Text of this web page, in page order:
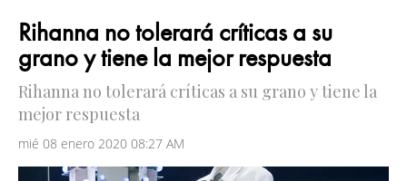
Rihanna no tolerará críticas a su
grano y tiene la mejor respuesta
Rihanna no tolerará críticas a su grano y tiene la
mejor respuesta
mié 08 enero 2020 08:27 AM